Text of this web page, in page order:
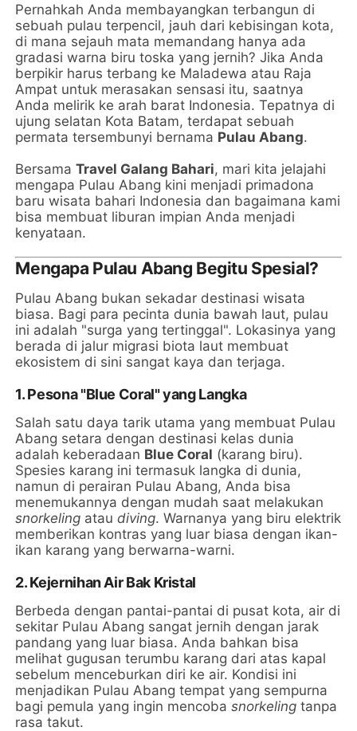
Pernahkah Anda membayangkan terbangun di
sebuah pulau terpencil, jauh dari kebisingan kota,
di mana sejauh mata memandang hanya ada
gradasi warna biru toska yang jernih? Jika Anda
berpikir harus terbang ke Maladewa atau Raja
Ampat untuk merasakan sensasi itu, saatnya
Anda melirik ke arah barat Indonesia. Tepatnya di
ujung selatan Kota Batam, terdapat sebuah
permata tersembunyi bernama Pulau Abang.
BersamaTravel Galang Bahari, mari kita jelajahi
mengapa Pulau Abang kini menjadi primadona
baru wisata bahari Indonesia dan bagaimana kami
bisa membuat liburan impian Anda menjadi
kenyataan.
Mengapa Pulau Abang Begitu Spesial?
Pulau Abang bukan sekadar destinasi wisata
biasa. Bagi para pecinta dunia bawah laut, pulau
ini adalah "surga yang tertinggal". Lokasinya yang
berada di jalur migrasi biota laut membuat
ekosistem di sini sangat kaya dan terjaga.
1. Pesona "Blue Coral" yang Langka
Salah satu daya tarik utama yang membuat Pulau
Abang setara dengan destinasi kelas dunia
adalah keberadaan Blue Coral (karang biru).
Spesies karang ini termasuk langka di dunia,
namun di perairan Pulau Abang, Anda bisa
menemukannya dengan mudah saat melakukan
snorkeling ataudiving. Warnanya yang biru elektrik
memberikan kontras yang luar biasa dengan ikan-
ikan karang yang berwarna-warni.
2. Kejernihan Air Bak Kristal
Berbeda dengan pantai-pantai di pusat kota, air di
sekitar Pulau Abang sangat jernih dengan jarak
pandang yang luar biasa. Anda bahkan bisa
melihat gugusan terumbu karang dari atas kapal
sebelum menceburkan diri ke air. Kondisi ini
menjadikan Pulau Abang tempat yang sempurna
bagi pemula yang ingin mencobasnorkeling tanpa
rasa takut.